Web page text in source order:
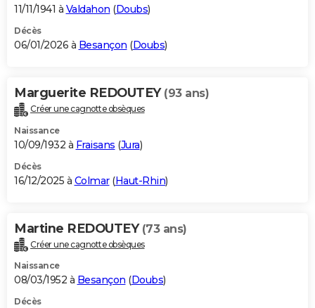
11/11/1941 à Valdahon (Doubs)
Décès
06/01/2026 à Besançon (Doubs)
Marguerite REDOUTEY (93 ans)
Créer une cagnotte obsèques
Naissance
10/09/1932 à Fraisans (Jura)
Décès
16/12/2025 à Colmar(Haut-Rhin)
Martine REDOUTEY (73 ans)
Créer une cagnotte obsèques
Naissance
08/03/1952 à Besançon (Doubs)
Décès